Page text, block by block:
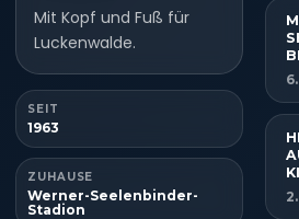
Mit Kopf und Fuß für
Luckenwalde.
SEIT
1963
ZUHAUSE
Werner-Seelenbinder-
Stadion